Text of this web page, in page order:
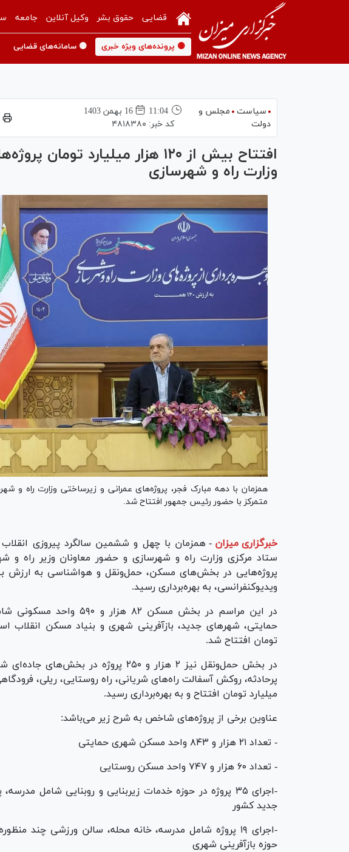
قضایی حقوق بشر وکیل آنلاین جامعه
🟡 پرونده‌های ویژه خبری 🟡 سامانه‌های قضایی
سیاست
مجلس و
دولت
11:04
16 بهمن 1403
کد خبر: ۴۸۱۸۳۸۰
افتتاح بیش از ۱۲۰ هزار میلیارد
وزارت راه و شهرسازی
متمرکز با حضور رئیس جمهور افتتاح شد.
خبرگزاری میزان - همزمان با چهل و ششمین سالگرد پیروزی
ستاد مرکزی وزارت راه و شهرسازی و حضور معاونان وزیر راه و
ویدیوکنفرانسی، به بهره‌برداری رسید.
در این مراسم در بخش مسکن
تومان افتتاح شد.
در بخش حمل‌و‌نقل نیز ۲ هزار و ۲۵۰ پروژه
میلیارد تومان افتتاح و به بهره‌برداری رسید.
عناوین برخی از پروژه‌های شاخص به شرح زیر می‌باشد:
- تعداد ۲۱ هزار و ۸۴۳ واحد مسکن شهری حمایتی
- تعداد ۶۰ هزار و ۷۴۷ واحد مسکن روستایی
-اجرای ۳۵ پروژه در حوزه خدمات زیربنایی و روبنایی شامل
جدید کشور
حوزه بازآفرینی شهری